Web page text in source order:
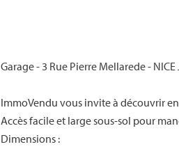
Garage - 3 Rue Pierre Mellarede -
ImmoVendu vous invite à découvrir en
Accès facile et large sous-sol pour
Dimensions :